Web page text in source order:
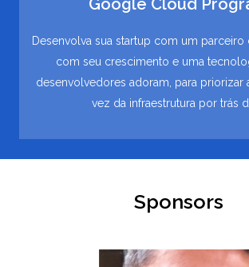
Google Cloud
Desenvolva sua startup com um
com seu crescimento e uma
desenvolvedores adoram, para priorizar
vez da infraestrutura por trás
Sponsors